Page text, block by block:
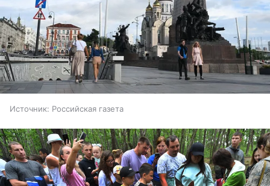
Источник: Российская газета